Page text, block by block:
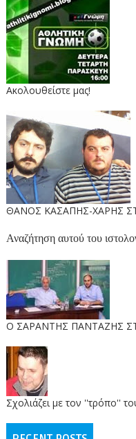
Ακολουθείστε μας!
ΘΑΝΟΣ ΚΑΣΑΠΗΣ-ΧΑΡΗΣ
Αναζήτηση αυτού του
O ΣΑΡΑΝΤΗΣ ΠΑΝΤΑΖΗΣ
Σχολιάζει με τον ''τρόπο''